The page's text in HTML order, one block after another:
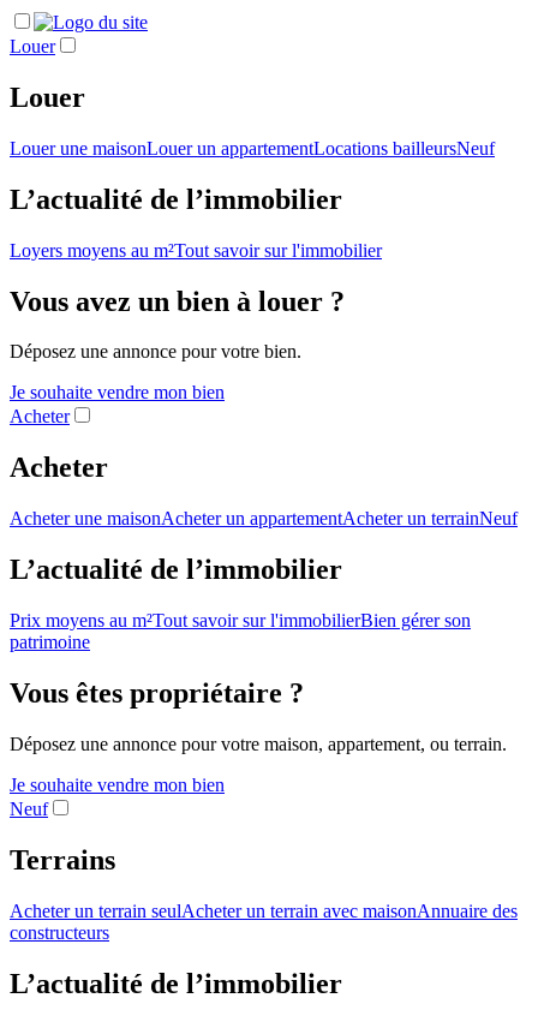
Louer
Louer
Louer une maisonLouer un appartementLocations bailleursNeuf
L’actualité de l’immobilier
Loyers moyens au m²Tout savoir sur l'immobilier
Vous avez un bien à louer ?
Déposez une annonce pour votre bien.
Je souhaite vendre mon bien
Acheter
Acheter
Acheter une maisonAcheter un appartementAcheter un terrainNeuf
L’actualité de l’immobilier
Prix moyens au m²Tout savoir sur l'immobilierBien gérer son
patrimoine
Vous êtes propriétaire ?
Déposez une annonce pour votre maison, appartement, ou terrain.
Je souhaite vendre mon bien
Neuf
Terrains
Acheter un terrain seulAcheter un terrain avec maisonAnnuaire des
constructeurs
L’actualité de l’immobilier